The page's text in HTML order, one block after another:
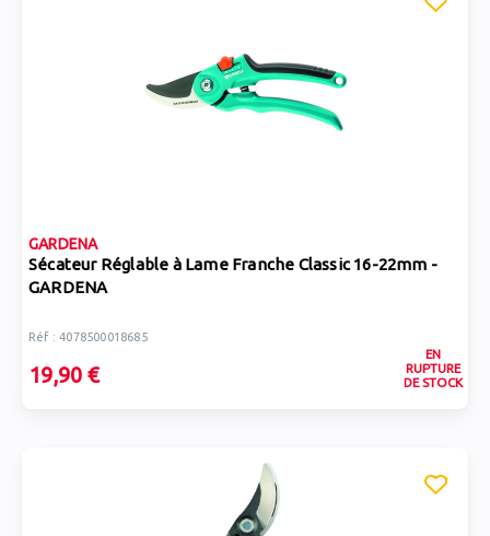
GARDENA
Sécateur Réglable à Lame Franche Classic 16-22mm -
GARDENA
Réf : 4078500018685
19,90 €
EN
RUPTURE
DE STOCK